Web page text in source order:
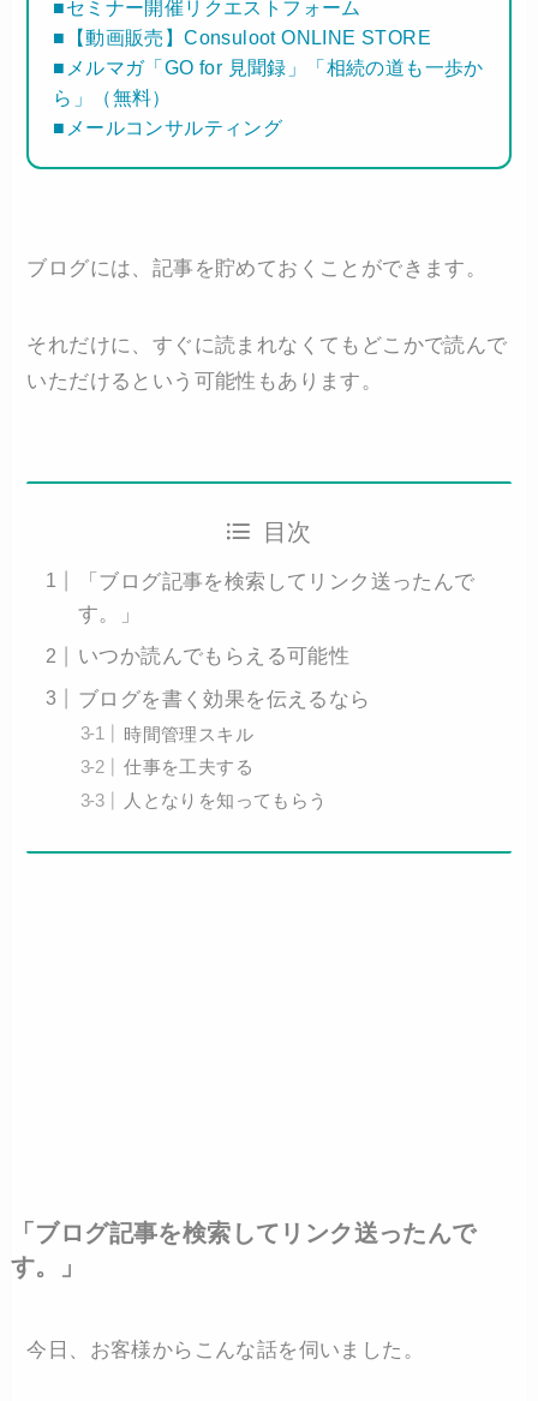
■セミナー開催リクエストフォーム
■【動画販売】Consuloot ONLINE STORE
■メルマガ「GO for 見聞録」「相続の道も一歩か
ら」（無料）
■メールコンサルティング
ブログには、記事を貯めておくことができます。
それだけに、すぐに読まれなくてもどこかで読んで
いただけるという可能性もあります。
目次
「ブログ記事を検索してリンク送ったんで
す。」
いつか読んでもらえる可能性
ブログを書く効果を伝えるなら
時間管理スキル
仕事を工夫する
人となりを知ってもらう
「ブログ記事を検索してリンク送ったんで
す。」
今日、お客様からこんな話を伺いました。